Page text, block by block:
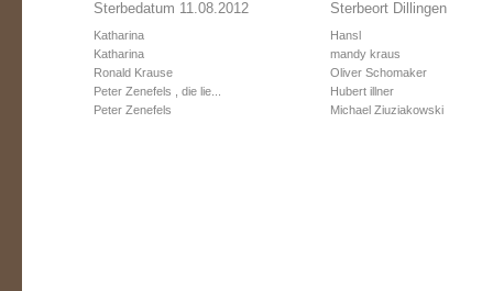
Sterbedatum 11.08.2012
Katharina
Katharina
Ronald Krause
Peter Zenefels , die lie...
Peter Zenefels
Sterbeort Dillingen
Hansl
mandy kraus
Oliver Schomaker
Hubert illner
Michael Ziuziakowski